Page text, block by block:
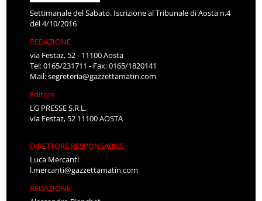
Settimanale del Sabato. Iscrizione al Tribunale di Aosta n.4
del 4/10/2016
REDAZIONE
via Festaz, 52 - 11100 Aosta
Tel: 0165/231711 - Fax: 0165/1820141
Mail:segreteria@gazzettamatin.com
Editore
LG PRESSE S.R.L.
via Festaz, 52 11100 AOSTA
DIRETTORE RESPONSABILE
Luca Mercanti
l.mercanti@gazzettamatin.com
REDAZIONE